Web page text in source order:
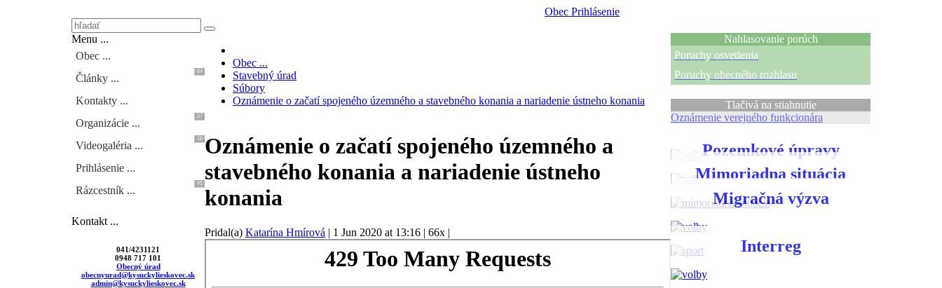
Obec Prihlásenie
Menu ...
Obec ...
Články ...
84
Kontakty ...
Organizácie ...
57
Videogaléria ...
18
Prihlásenie ...
Rázcestník ...
95
Kontakt ...
041/4231121
0948 717 101
Obecný úrad
obecnyurad@kysuckylieskovec.sk
admin@kysuckylieskovec.sk
Obec ...
Stavebný úrad
Súbory
Oznámenie o začatí spojeného územného a stavebného konania a nariadenie ústneho konania
Oznámenie o začatí spojeného územného a
stavebného konania a nariadenie ústneho
konania
Pridal(a) Katarína Hmírová | 1 Jun 2020 at 13:16 | 66x |
Nahlasovanie porúch
Poruchy osvetlenia
Poruchy obecného rozhlasu
Tlačivá na stiahnutie
Oznámenie verejného funkcionára
Pozemkové úpravy
Mimoriadna situácia
Migračná výzva
Interreg